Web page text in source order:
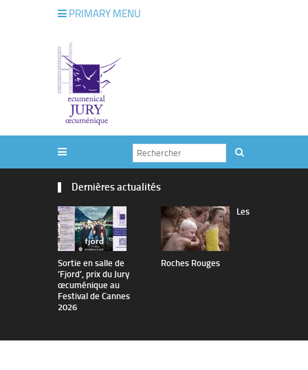
PRIMARY MENU
Dernières actualités
Sortie en salle de
’Fjord’, prix du Jury
œcuménique au
Festival de Cannes
2026
Les
Roches Rouges